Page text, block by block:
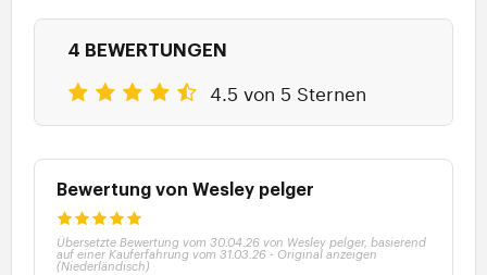
4 BEWERTUNGEN
4.5 von 5 Sternen
Bewertung von Wesley pelger
Übersetzte Bewertung vom 30.04.26 von Wesley pelger, basierend
auf einer Kauferfahrung vom 31.03.26 - Original anzeigen
(Niederländisch)